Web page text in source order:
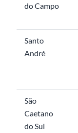
do Campo
Santo
André
São
Caetano
do Sul